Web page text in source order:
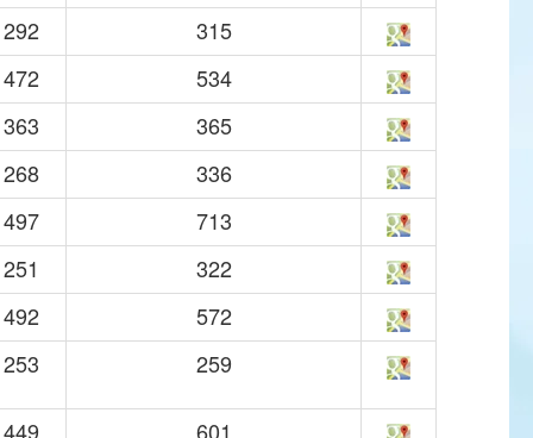
292
315
472
534
363
365
268
336
497
713
251
322
492
572
253
259
449
601